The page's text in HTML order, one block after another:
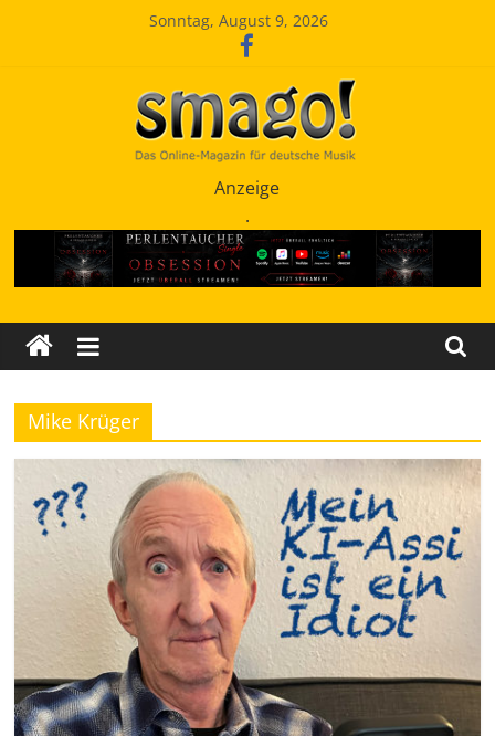
Sonntag, August 9, 2026
SchlagerMAGazinOnline
Anzeige
.
Mike Krüger